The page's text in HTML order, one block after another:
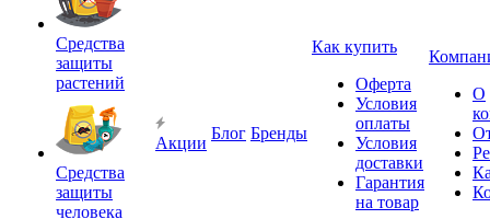
Средства
защиты
растений
Средства
защиты
человека
Акции
Блог Бренды
Как купить
Оферта
Условия
оплаты
Условия
доставки
Гарантия
на товар
О